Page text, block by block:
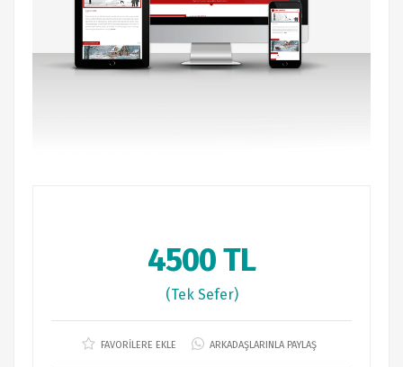
4500 TL
(Tek Sefer)
FAVORİLERE EKLE ARKADAŞLARINLA PAYLAŞ